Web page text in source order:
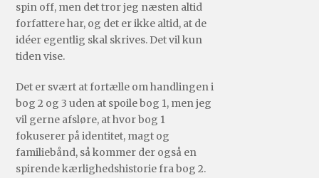
spin off, men det tror jeg næsten altid
forfattere har, og det er ikke altid, at de
idéer egentlig skal skrives. Det vil kun
tiden vise.
Det er svært at fortælle om handlingen i
bog 2 og 3 uden at spoile bog 1, men jeg
vil gerne afsløre, at hvor bog 1
fokuserer på identitet, magt og
familiebånd, så kommer der også en
spirende kærlighedshistorie fra bog 2.